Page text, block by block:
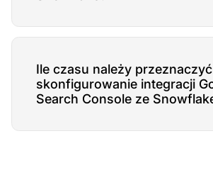
Ile czasu należy
skonfigurowanie integracji
Search Console ze